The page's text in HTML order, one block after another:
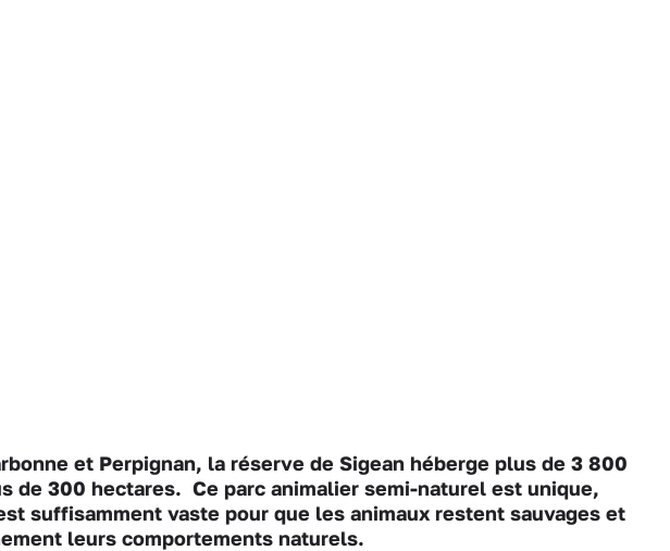
et Perpignan, la réserve de Sigean héberge plus de 3 800
de 300 hectares. Ce parc animalier semi-naturel est unique,
suffisamment vaste pour que les animaux restent sauvages et
leurs comportements naturels.